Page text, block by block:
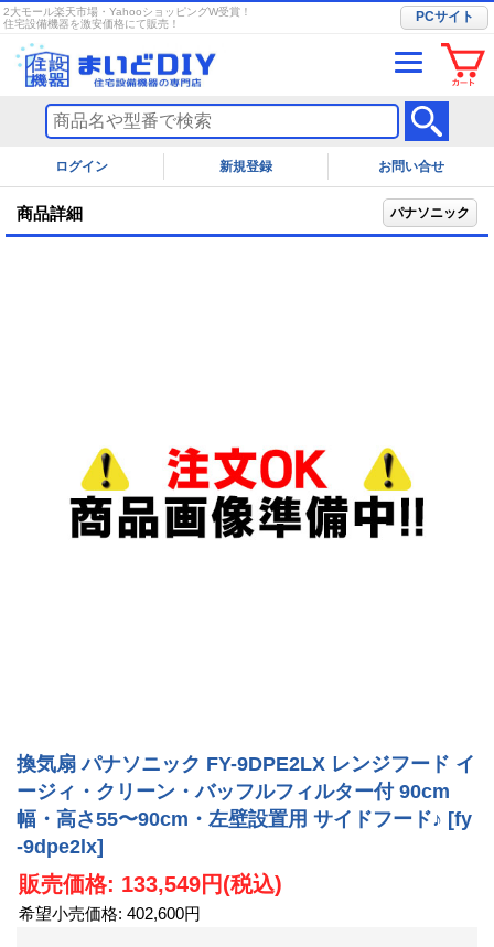
2大モール楽天市場・YahooショッピングW受賞！
住宅設備機器を激安価格にて販売！
PCサイト
ログイン お問い合せ
商品詳細 パナソニック
換気扇 パナソニック FY-9DPE2LX レンジフード イ
ージィ・クリーン・バッフルフィルター付 90cm
幅・高さ55〜90cm・左壁設置用 サイドフード♪ [fy
-9dpe2lx]
販売価格: 133,549円(税込)
希望小売価格: 402,600円